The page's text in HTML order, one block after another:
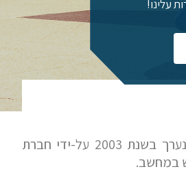
עלינו!
כ- 20 עד 25 אחוזים מהאוכלוסיה נתקלים בקשיי שימוש באינטרנט ועשויים להיטיב מתכני אינטרנט נגישים יותר, כך על פי מחקר שנערך בשנת 2003 על-ידי חברת
במחשב.